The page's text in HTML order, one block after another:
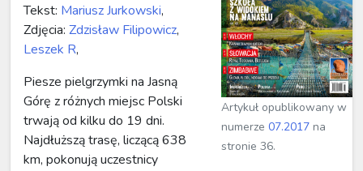
Tekst: Mariusz Jurkowski,
Zdjęcia: Zdzisław Filipowicz,
Leszek R,
Piesze pielgrzymki na Jasną
Górę z różnych miejsc Polski
trwają od kilku do 19 dni.
Najdłuższą trasę, liczącą 638
km, pokonują uczestnicy
Artykuł opublikowany w
numerze07.2017 na
stronie 36.